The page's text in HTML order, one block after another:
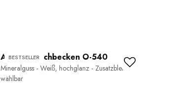
BESTSELLER
Aufsatzwaschbecken O-540
Mineralguss - Weiß, hochglanz - Zusatzblende
wählbar